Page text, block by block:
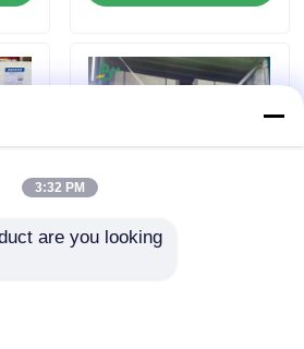
3:32 PM
are you looking